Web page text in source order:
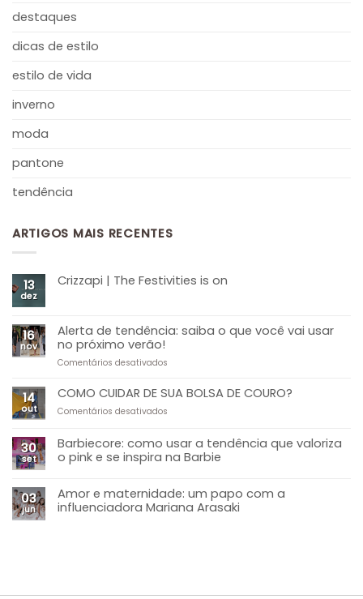
destaques
dicas de estilo
estilo de vida
inverno
moda
pantone
tendência
ARTIGOS MAIS RECENTES
13
dez
Crizzapi | The Festivities is on
16
nov
Alerta de tendência: saiba o que você vai usar
no próximo verão!
Comentários desativados
14
out
COMO CUIDAR DE SUA BOLSA DE COURO?
Comentários desativados
30
set
Barbiecore: como usar a tendência que valoriza
o pink e se inspira na Barbie
03
jun
Amor e maternidade: um papo com a
influenciadora Mariana Arasaki